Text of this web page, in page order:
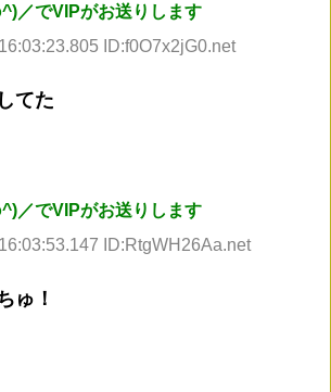
／でVIPがお送りします
ID:f0O7x2jG0.net
てた
／でVIPがお送りします
ID:RtgWH26Aa.net
ゅ！